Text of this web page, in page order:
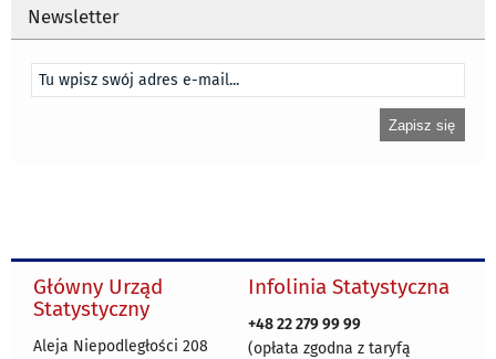
Newsletter
Główny Urząd
Statystyczny
Aleja Niepodległości 208
Infolinia Statystyczna
+48 22 279 99 99
(opłata zgodna z taryfą